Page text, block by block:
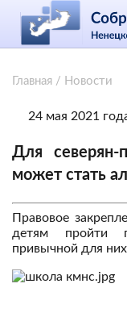
Главная / Новости
24 мая 2021
Для
может стать
Правовое
детям пройти
привычной для